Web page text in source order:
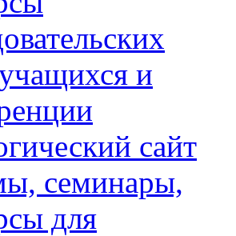
и
сайт
семинары,
для